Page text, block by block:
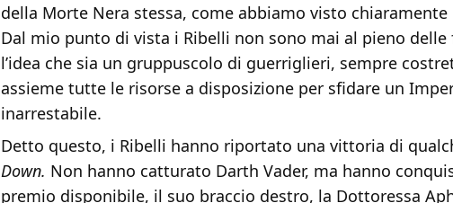
della Morte Nera stessa, come abbiamo visto chiaramente
Dal mio punto di vista i Ribelli non sono mai al pieno delle
l’idea che sia un gruppuscolo di guerriglieri, sempre
assieme tutte le risorse a disposizione per sfidare un
inarrestabile.
Detto questo, i Ribelli hanno riportato una vittoria di
Down. Non hanno catturato Darth Vader, ma hanno
premio disponibile, il suo braccio destro, la Dottoressa